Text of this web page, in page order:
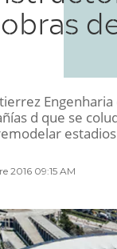
obras
d que se
2016 09:15 AM